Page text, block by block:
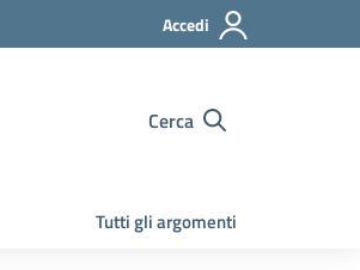
Accedi
Cerca
Tutti gli argomenti